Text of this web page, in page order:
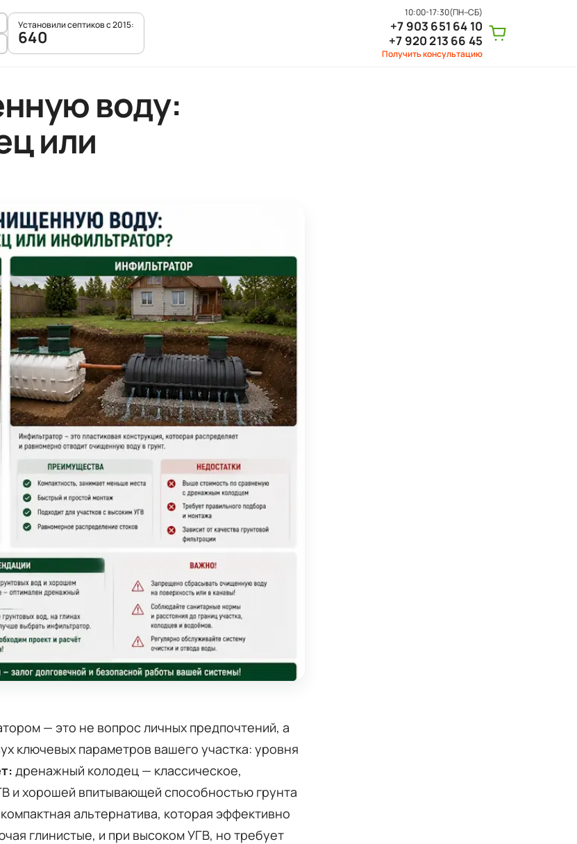
Установили септиков с 2015:
640
10:00-17:30(ПН–СБ)
Получить консультацию
+7 903 651 64 10
+7 920 213 66 45
воду:
или
— это не вопрос личных предпочтений, а
ключевых параметров вашего участка: уровня
дренажный колодец — классическое,
и хорошей впитывающей способностью грунта
альтернатива, которая эффективно
глинистые, и при высоком УГВ, но требует